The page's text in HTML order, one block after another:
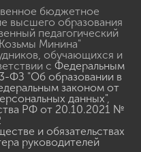
бюджетное
высшего образования
педагогический
Минина"
обучающихся и
с Федеральным
ФЗ "Об образовании в
законом от
данных",
РФ от 20.10.2021 №
и обязательствах
руководителей